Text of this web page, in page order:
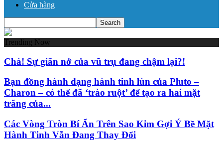
Cửa hàng
Trending Now
Chà! Sự giãn nở của vũ trụ đang chậm lại?!
Bạn đồng hành dạng hành tinh lùn của Pluto –
Charon – có thể đã ‘trào ruột’ để tạo ra hai mặt
trăng của...
Các Vòng Tròn Bí Ẩn Trên Sao Kim Gợi Ý Bề Mặt
Hành Tinh Vẫn Đang Thay Đổi